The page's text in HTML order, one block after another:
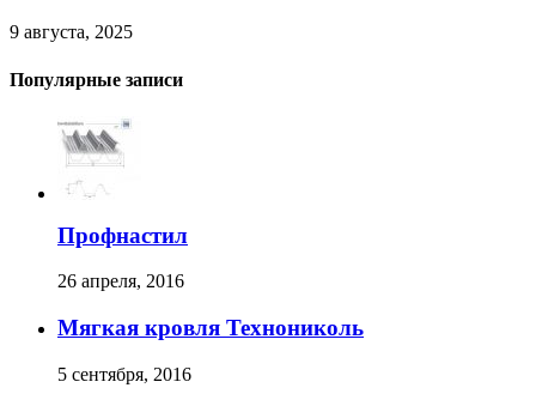
9 августа, 2025
Популярные записи
Профнастил
26 апреля, 2016
Мягкая кровля Технониколь
5 сентября, 2016